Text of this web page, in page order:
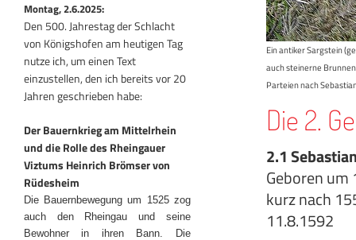
Montag, 2.6.2025:
Den 500. Jahrestag der Schlacht
von Königshofen am heutigen Tag
nutze ich, um einen Text
einzustellen, den ich bereits vor 20
Jahren geschrieben habe:
Der Bauernkrieg am Mittelrhein
und die Rolle des Rheingauer
Viztums Heinrich Brömser von
Rüdesheim
Die Bauernbewegung um 1525 zog
auch den Rheingau und seine
Bewohner in ihren Bann. Die
Ein antiker Sargstein
auch steinerne
Parteien nach
Die 2.
2.1
Geboren
kurz nach
11.8.1592